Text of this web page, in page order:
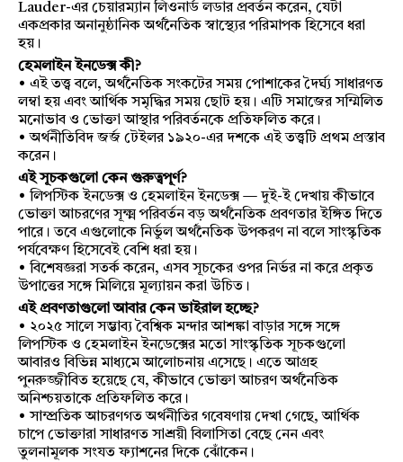
Lauder-এর চেয়ারম্যান লিওনার্ড লডার প্রবর্তন করেন, যেটা
একপ্রকার অনানুষ্ঠানিক অর্থনৈতিক স্বাস্থ্যের পরিমাপক হিসেবে ধরা
হয়।
হেমলাইন ইনডেক্স কী?
• এই তত্ত্ব বলে, অর্থনৈতিক সংকটের সময় পোশাকের দৈর্ঘ্য সাধারণত
লম্বা হয় এবং আর্থিক সমৃদ্ধির সময় ছোট হয়। এটি সমাজের সম্মিলিত
মনোভাব ও ভোক্তা আস্থার পরিবর্তনকে প্রতিফলিত করে।
• অর্থনীতিবিদ জর্জ টেইলর ১৯২০-এর দশকে এই তত্ত্বটি প্রথম প্রস্তাব
করেন।
এই সূচকগুলো কেন গুরুত্বপূর্ণ?
• লিপস্টিক ইনডেক্স ও হেমলাইন ইনডেক্স — দুই-ই দেখায় কীভাবে
ভোক্তা আচরণের সূক্ষ্ম পরিবর্তন বড় অর্থনৈতিক প্রবণতার ইঙ্গিত দিতে
পারে। তবে এগুলোকে নির্ভুল অর্থনৈতিক উপকরণ না বলে সাংস্কৃতিক
পর্যবেক্ষণ হিসেবেই বেশি ধরা হয়।
• বিশেষজ্ঞরা সতর্ক করেন, এসব সূচকের ওপর নির্ভর না করে প্রকৃত
উপাত্তের সঙ্গে মিলিয়ে মূল্যায়ন করা উচিত।
এই প্রবণতাগুলো আবার কেন ভাইরাল হচ্ছে?
• ২০২৫ সালে সম্ভাব্য বৈশ্বিক মন্দার আশঙ্কা বাড়ার সঙ্গে সঙ্গে
লিপস্টিক ও হেমলাইন ইনডেক্সের মতো সাংস্কৃতিক সূচকগুলো
আবারও বিভিন্ন মাধ্যমে আলোচনায় এসেছে। এতে আগ্রহ
পুনরুজ্জীবিত হয়েছে যে, কীভাবে ভোক্তা আচরণ অর্থনৈতিক
অনিশ্চয়তাকে প্রতিফলিত করে।
• সাম্প্রতিক আচরণগত অর্থনীতির গবেষণায় দেখা গেছে, আর্থিক
চাপে ভোক্তারা সাধারণত সাশ্রয়ী বিলাসিতা বেছে নেন এবং
তুলনামূলক সংযত ফ্যাশনের দিকে ঝোঁকেন।